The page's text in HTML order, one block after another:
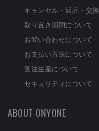
キャンセル・返品・交換
取り置き期間について
お問い合わせについて
お支払い方法について
受注生産について
セキュリティについて
ABOUT ONYONE